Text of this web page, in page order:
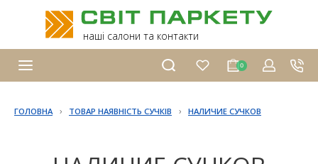
наші салони та контакти
0
ГОЛОВНА › ТОВАР НАЯВНІСТЬ СУЧКІВ › НАЛИЧИЕ СУЧКОВ